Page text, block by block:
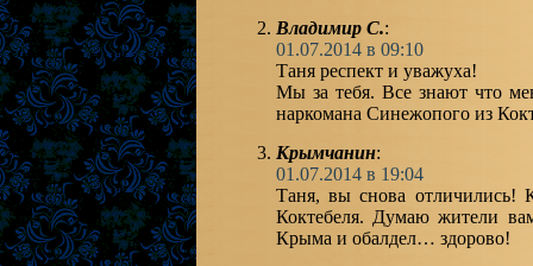
Владимир С.:
01.07.2014 в 09:10
Таня респект и уважуха!
Мы за тебя. Все знают что
наркомана Синежопого из
Крымчанин:
01.07.2014 в 19:04
Таня, вы снова отличились!
Коктебеля. Думаю жители
Крыма и обалдел… здорово!